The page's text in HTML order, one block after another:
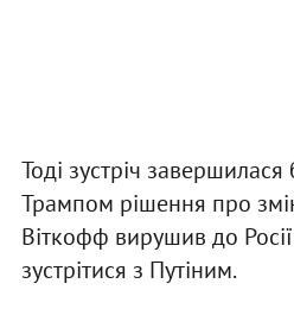
Тоді зустріч
Трампом рішення про
Віткофф вирушив до
зустрітися з Путіним.